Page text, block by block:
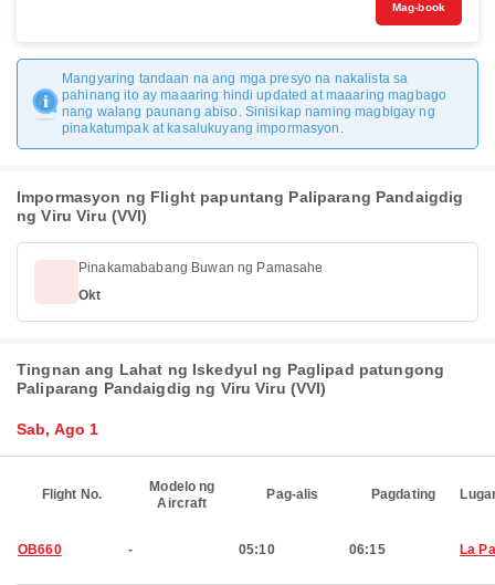
Mag-book
Mangyaring tandaan na ang mga presyo na nakalista sa
pahinang ito ay maaaring hindi updated at maaaring magbago
nang walang paunang abiso. Sinisikap naming magbigay ng
pinakatumpak at kasalukuyang impormasyon.
Impormasyon ng Flight papuntang Paliparang Pandaigdig
ng Viru Viru (VVI)
Pinakamababang Buwan ng Pamasahe
Okt
Tingnan ang Lahat ng Iskedyul ng Paglipad patungong
Paliparang Pandaigdig ng Viru Viru (VVI)
Sab, Ago 1
Flight No.
Modelo ng
Aircraft
Pag-alis Pagdating
OB660 - 05:10 06:15 La